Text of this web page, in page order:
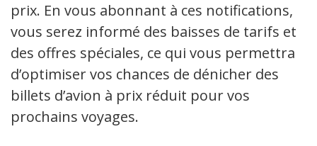
prix. En vous abonnant à ces notifications,
vous serez informé des baisses de tarifs et
des offres spéciales, ce qui vous permettra
d’optimiser vos chances de dénicher des
billets d’avion à prix réduit pour vos
prochains voyages.